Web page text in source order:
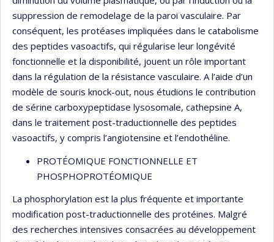
suppression de remodelage de la paroi vasculaire. Par
conséquent, les protéases impliquées dans le catabolisme
des peptides vasoactifs, qui régularise leur longévité
fonctionnelle et la disponibilité, jouent un rôle important
dans la régulation de la résistance vasculaire. A l’aide d’un
modèle de souris knock-out, nous étudions le contribution
de sérine carboxypeptidase lysosomale, cathepsine A,
dans le traitement post-traductionnelle des peptides
vasoactifs, y compris l’angiotensine et l’endothéline.
PROTÉOMIQUE FONCTIONNELLE ET
PHOSPHOPROTÉOMIQUE
La phosphorylation est la plus fréquente et importante
modification post-traductionnelle des protéines. Malgré
des recherches intensives consacrées au développement